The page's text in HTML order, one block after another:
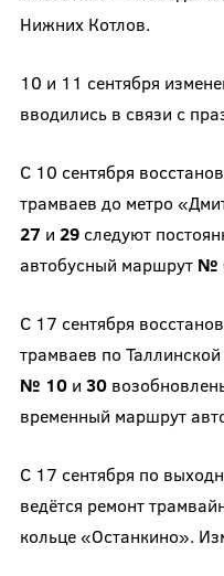
Нижних Котлов.
10 и 11 сентября
вводились в связи с
С 10 сентября
трамваев до метро
27 и 29следуют
автобусный маршрут №
С 17 сентября
трамваев по
№ 10и 30
временный маршрут
С 17 сентября по
ведётся ремонт
кольце «Останкино».